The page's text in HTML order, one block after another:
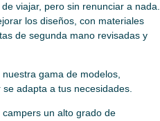
viajar, pero sin renunciar a nada.
los diseños, con materiales
de segunda mano revisadas y
gama de modelos,
adapta a tus necesidades.
un alto grado de